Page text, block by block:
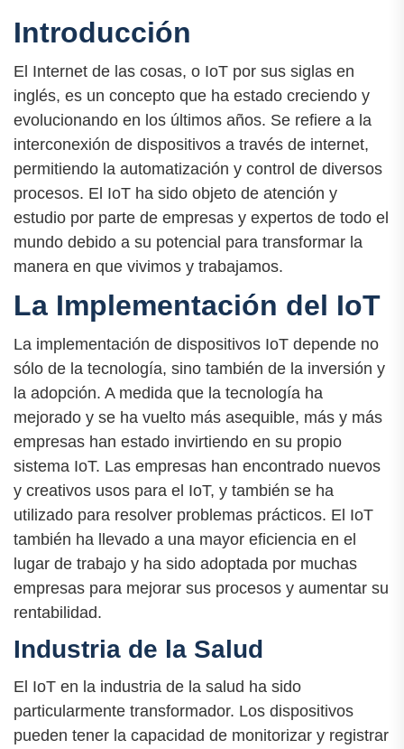
Introducción
El Internet de las cosas, o IoT por sus siglas en
inglés, es un concepto que ha estado creciendo y
evolucionando en los últimos años. Se refiere a la
interconexión de dispositivos a través de internet,
permitiendo la automatización y control de diversos
procesos. El IoT ha sido objeto de atención y
estudio por parte de empresas y expertos de todo el
mundo debido a su potencial para transformar la
manera en que vivimos y trabajamos.
La Implementación del IoT
La implementación de dispositivos IoT depende no
sólo de la tecnología, sino también de la inversión y
la adopción. A medida que la tecnología ha
mejorado y se ha vuelto más asequible, más y más
empresas han estado invirtiendo en su propio
sistema IoT. Las empresas han encontrado nuevos
y creativos usos para el IoT, y también se ha
utilizado para resolver problemas prácticos. El IoT
también ha llevado a una mayor eficiencia en el
lugar de trabajo y ha sido adoptada por muchas
empresas para mejorar sus procesos y aumentar su
rentabilidad.
Industria de la Salud
El IoT en la industria de la salud ha sido
particularmente transformador. Los dispositivos
pueden tener la capacidad de monitorizar y registrar